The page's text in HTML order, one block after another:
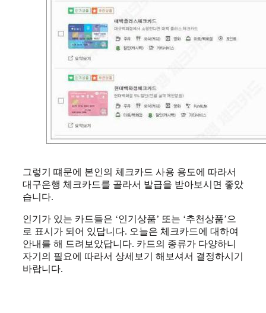
그렇기 떄문에 본인의 체크카드 사용 용도에 따라서
대구은행 체크카드를 골라서 발급을 받아보시면 좋았
습니다.
인기가 있는 카드들은 ‘인기상품’ 또는 ‘추천상품’으
로 표시가 되어 있답니다. 오늘은 체크카드에 대하여
안내를 해 드려보았답니다. 카드의 종류가 다양하니
자기의 필요에 따라서 상세보기 해보셔서 결정하시기
바랍니다.